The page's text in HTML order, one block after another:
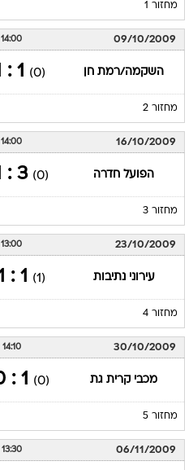
מחזור 1
09/10/2009
14:00
השקמה/רמת חן (0)
1 : 1
מחזור 2
16/10/2009
14:00
הפועל חדרה (0)
3 : 1
מחזור 3
23/10/2009
13:00
עירוני נתיבות (1)
1 : 1
מחזור 4
30/10/2009
14:10
מכבי קרית גת (0)
1 : 0
מחזור 5
06/11/2009
13:30